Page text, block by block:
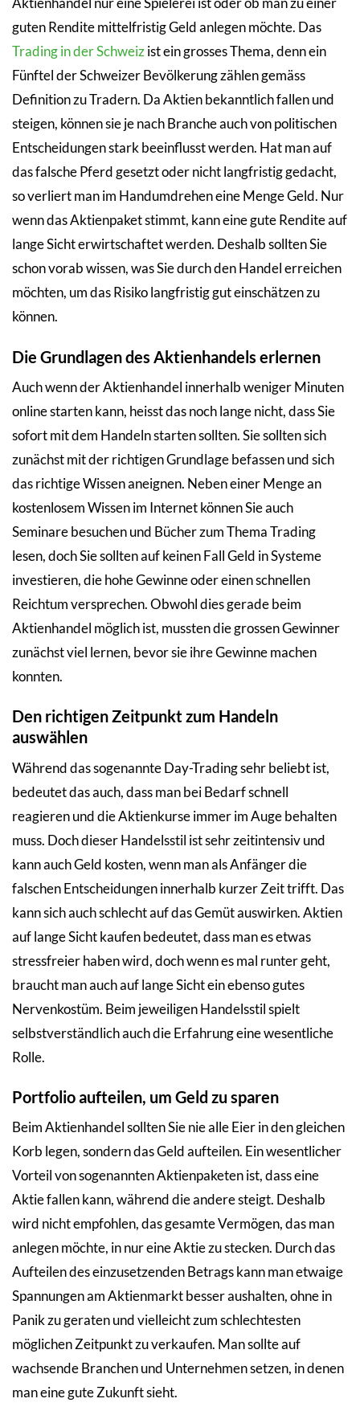
guten Rendite mittelfristig Geld anlegen möchte. Das
Trading in der Schweizist ein grosses Thema, denn ein
Fünftel der Schweizer Bevölkerung zählen gemäss
Definition zu Tradern. Da Aktien bekanntlich fallen und
steigen, können sie je nach Branche auch von politischen
Entscheidungen stark beeinflusst werden. Hat man auf
das falsche Pferd gesetzt oder nicht langfristig gedacht,
so verliert man im Handumdrehen eine Menge Geld. Nur
wenn das Aktienpaket stimmt, kann eine gute Rendite auf
lange Sicht erwirtschaftet werden. Deshalb sollten Sie
schon vorab wissen, was Sie durch den Handel erreichen
möchten, um das Risiko langfristig gut einschätzen zu
können.
Die Grundlagen des Aktienhandels erlernen
Auch wenn der Aktienhandel innerhalb weniger Minuten
online starten kann, heisst das noch lange nicht, dass Sie
sofort mit dem Handeln starten sollten. Sie sollten sich
zunächst mit der richtigen Grundlage befassen und sich
das richtige Wissen aneignen. Neben einer Menge an
kostenlosem Wissen im Internet können Sie auch
Seminare besuchen und Bücher zum Thema Trading
lesen, doch Sie sollten auf keinen Fall Geld in Systeme
investieren, die hohe Gewinne oder einen schnellen
Reichtum versprechen. Obwohl dies gerade beim
Aktienhandel möglich ist, mussten die grossen Gewinner
zunächst viel lernen, bevor sie ihre Gewinne machen
konnten.
Den richtigen Zeitpunkt zum Handeln
auswählen
Während das sogenannte Day-Trading sehr beliebt ist,
bedeutet das auch, dass man bei Bedarf schnell
reagieren und die Aktienkurse immer im Auge behalten
muss. Doch dieser Handelsstil ist sehr zeitintensiv und
kann auch Geld kosten, wenn man als Anfänger die
falschen Entscheidungen innerhalb kurzer Zeit trifft. Das
kann sich auch schlecht auf das Gemüt auswirken. Aktien
auf lange Sicht kaufen bedeutet, dass man es etwas
stressfreier haben wird, doch wenn es mal runter geht,
braucht man auch auf lange Sicht ein ebenso gutes
Nervenkostüm. Beim jeweiligen Handelsstil spielt
selbstverständlich auch die Erfahrung eine wesentliche
Rolle.
Portfolio aufteilen, um Geld zu sparen
Beim Aktienhandel sollten Sie nie alle Eier in den gleichen
Korb legen, sondern das Geld aufteilen. Ein wesentlicher
Vorteil von sogenannten Aktienpaketen ist, dass eine
Aktie fallen kann, während die andere steigt. Deshalb
wird nicht empfohlen, das gesamte Vermögen, das man
anlegen möchte, in nur eine Aktie zu stecken. Durch das
Aufteilen des einzusetzenden Betrags kann man etwaige
Spannungen am Aktienmarkt besser aushalten, ohne in
Panik zu geraten und vielleicht zum schlechtesten
möglichen Zeitpunkt zu verkaufen. Man sollte auf
wachsende Branchen und Unternehmen setzen, in denen
man eine gute Zukunft sieht.